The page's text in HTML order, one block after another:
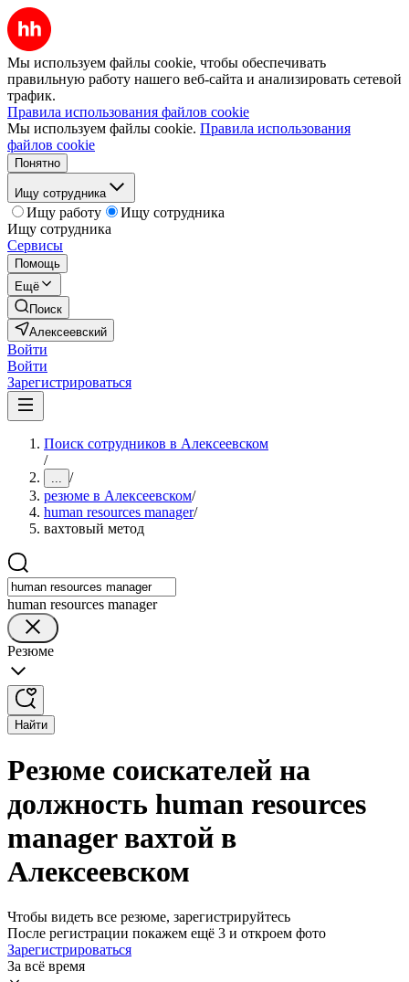
Мы используем файлы cookie, чтобы обеспечивать
правильную работу нашего веб-сайта и анализировать сетевой
трафик.
Правила использования файлов cookie
Мы используем файлы cookie. Правила использования
файлов cookie
Понятно
Ищу сотрудника
Ищу работу
Ищу сотрудника
Ищу сотрудника
Сервисы
Помощь
Ещё
Поиск
Алексеевский
Войти
Войти
Зарегистрироваться
Поиск сотрудников в Алексеевском
/
... /
резюме в Алексеевском/
human resources manager/
вахтовый метод
human resources manager
Резюме
Найти
Резюме соискателей на
должность human resources
manager вахтой в
Алексеевском
Чтобы видеть все резюме, зарегистрируйтесь
После регистрации покажем ещё 3 и откроем фото
Зарегистрироваться
За всё время